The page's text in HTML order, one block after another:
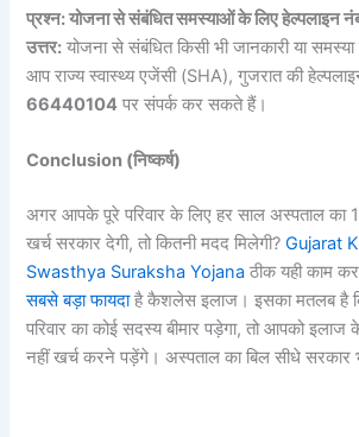
प्रश्न: योजना से संबंधित समस्याओं के लिए हेल्पलाइन
उत्तर: योजना से संबंधित किसी भी जानकारी या
आप राज्य स्वास्थ्य एजेंसी (SHA), गुजरात की
66440104 पर संपर्क कर सकते हैं।
Conclusion (निष्कर्ष)
अगर आपके पूरे परिवार के लिए हर साल अस्पताल
खर्च सरकार देगी, तो कितनी मदद मिलेगी?Gujarat
Swasthya Suraksha Yojana ठीक यही काम
सबसे बड़ा फायदाहै कैशलेस इलाज। इसका मतलब है
परिवार का कोई सदस्य बीमार पड़ेगा, तो आपको
नहीं खर्च करने पड़ेंगे। अस्पताल का बिल सीधे सरकार